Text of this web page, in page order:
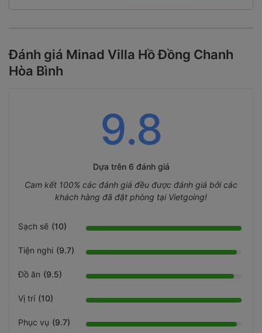
Đánh giá Minad Villa Hồ Đồng Chanh
Hòa Bình
9.8
Dựa trên 6 đánh giá
Cam kết 100% các đánh giá đều được đánh giá bởi các
khách hàng đã đặt phòng tại Vietgoing!
Sạch sẽ (10)
Tiện nghi (9.7)
Đồ ăn (9.5)
Vị trí (10)
Phục vụ (9.7)